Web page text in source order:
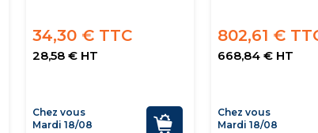
34,30 € TTC
28,58 € HT
Chez vous
Mardi 18/08
802,61 €
668,84 € HT
Chez vous
Mardi 18/08